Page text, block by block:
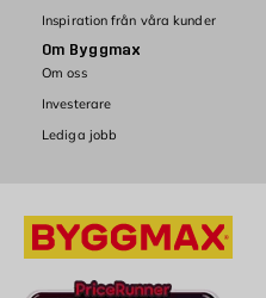
Inspiration från våra kunder
Om Byggmax
Om oss
Investerare
Lediga jobb